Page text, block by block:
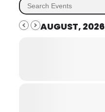
AUGUST, 2026